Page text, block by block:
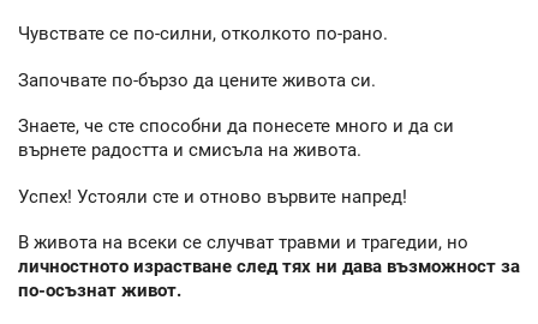
Чувствате се по-силни, отколкото по-рано.
Започвате по-бързо да цените живота си.
Знаете, че сте способни да понесете много и да си
върнете радостта и смисъла на живота.
Успех! Устояли сте и отново вървите напред!
В живота на всеки се случват травми и трагедии, но
личностното израстване след тях ни дава възможност за
по-осъзнат живот.